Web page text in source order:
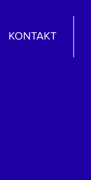
KONTAKT